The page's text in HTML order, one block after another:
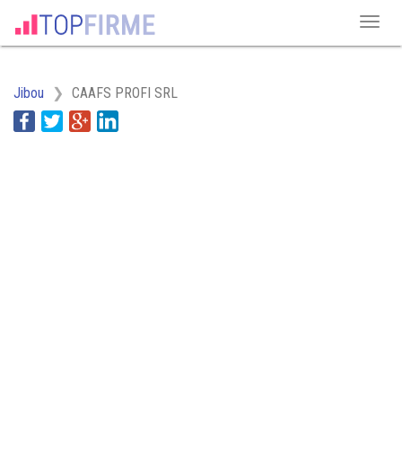
Jibou CAAFS PROFI SRL